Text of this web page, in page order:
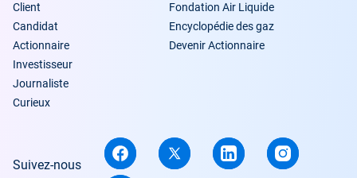
Client
Candidat
Actionnaire
Investisseur
Journaliste
Curieux
Fondation Air Liquide
Encyclopédie des gaz
Devenir Actionnaire
Suivez-nous